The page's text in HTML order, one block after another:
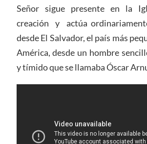
Señor sigue presente en la
creación y actúa
desde El Salvador, el país más
América, desde un hombre
y tímido que se llamaba Óscar